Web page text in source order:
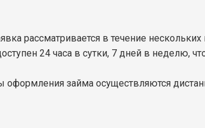
рассматривается в течение
24 часа в сутки, 7 дней в неделю,
оформления займа осуществляются